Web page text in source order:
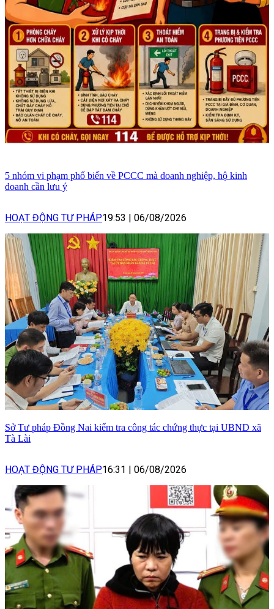
5 nhóm vi phạm phổ biến về PCCC mà doanh nghiệp, hộ kinh
doanh cần lưu ý
HOẠT ĐỘNG TƯ PHÁP19:53 06/08/2026
Sở Tư pháp Đồng Nai kiểm tra công tác chứng thực tại UBND xã
Tà Lài
HOẠT ĐỘNG TƯ PHÁP16:31 06/08/2026